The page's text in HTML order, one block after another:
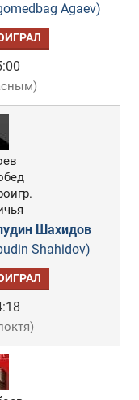
Agaev)
)
Шахидов
Shahidov)
)